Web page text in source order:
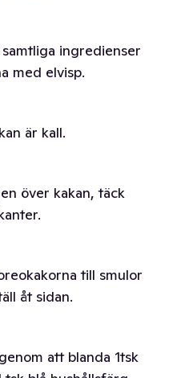
ingredienser
med elvisp.
är kall.
över kakan, täck
till smulor
åt sidan.
att blanda 1tsk